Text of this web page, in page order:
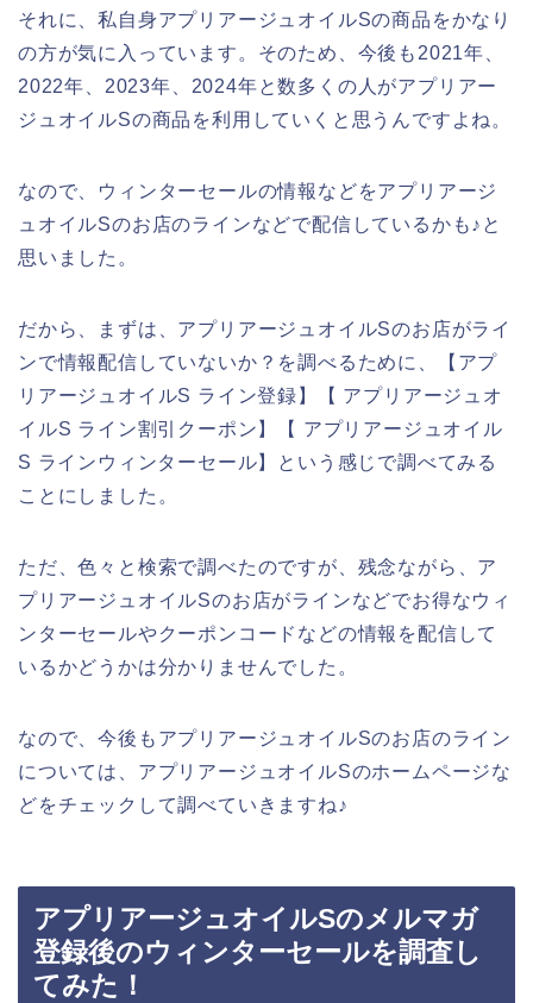
それに、私自身アプリアージュオイルSの商品をかなり
の方が気に入っています。そのため、今後も2021年、
2022年、2023年、2024年と数多くの人がアプリアー
ジュオイルSの商品を利用していくと思うんですよね。
なので、ウィンターセールの情報などをアプリアージ
ュオイルSのお店のラインなどで配信しているかも♪と
思いました。
だから、まずは、アプリアージュオイルSのお店がライ
ンで情報配信していないか？を調べるために、【アプ
リアージュオイルS ライン登録】【 アプリアージュオ
イルS ライン割引クーポン】【 アプリアージュオイル
S ラインウィンターセール】という感じで調べてみる
ことにしました。
ただ、色々と検索で調べたのですが、残念ながら、ア
プリアージュオイルSのお店がラインなどでお得なウィ
ンターセールやクーポンコードなどの情報を配信して
いるかどうかは分かりませんでした。
なので、今後もアプリアージュオイルSのお店のライン
については、アプリアージュオイルSのホームページな
どをチェックして調べていきますね♪
アプリアージュオイルSのメルマガ
登録後のウィンターセールを調査し
てみた！